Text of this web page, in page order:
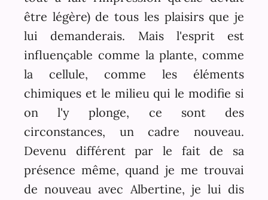
être légère) de tous les plaisirs que je
lui demanderais. Mais l'esprit est
influençable comme la plante, comme
la cellule, comme les éléments
chimiques et le milieu qui le modifie si
on l'y plonge, ce sont des
circonstances, un cadre nouveau.
Devenu différent par le fait de sa
présence même, quand je me trouvai
de nouveau avec Albertine, je lui dis